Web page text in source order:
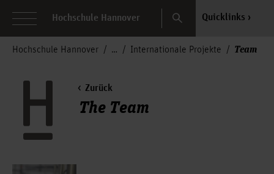
Hochschule Hannover Search Quicklinks
Hochschule Hannover Internationale Projekte Team
Zurück
The Team